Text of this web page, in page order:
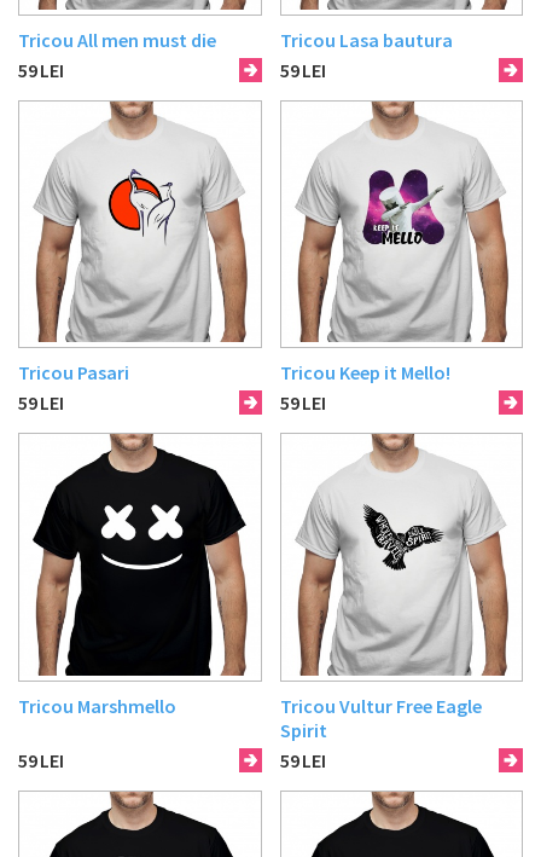
Tricou All men must die
59LEI
Tricou Lasa bautura
59LEI
Tricou Pasari
59LEI
Tricou Keep it Mello!
59LEI
Tricou Marshmello
59LEI
Tricou Vultur Free Eagle
Spirit
59LEI